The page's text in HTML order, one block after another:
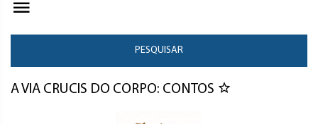
PESQUISAR
A VIA CRUCIS DO CORPO: CONTOS